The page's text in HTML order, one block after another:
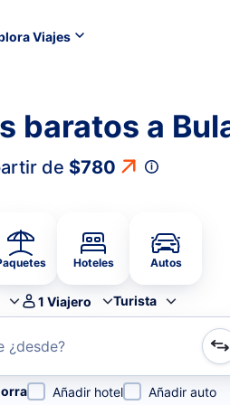
Viajes
baratos a
de $780
Hoteles Autos
1 Viajero Turista
¿desde?
por aerolínea, por ciudad o
Añadir hotel Añadir auto